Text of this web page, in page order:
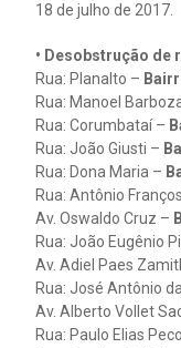
18 de julho de 2017.
• Desobstrução de
Rua: Planalto –
Rua: Manoel
Rua: Corumbataí –
Rua: João Giusti –
Rua: Dona Maria –
Rua: Antônio
Av. Oswaldo Cruz –
Rua: João Eugênio
Av. Adiel Paes
Rua: José Antônio
Av. Alberto Vollet
Rua: Paulo Elias